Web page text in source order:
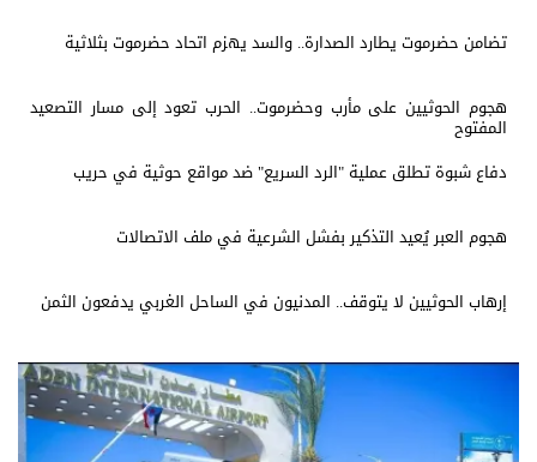
تضامن حضرموت يطارد الصدارة.. والسد يهزم اتحاد حضرموت بثلاثية
هجوم الحوثيين على مأرب وحضرموت.. الحرب تعود إلى مسار التصعيد
المفتوح
دفاع شبوة تطلق عملية "الرد السريع" ضد مواقع حوثية في حريب
هجوم العبر يُعيد التذكير بفشل الشرعية في ملف الاتصالات
إرهاب الحوثيين لا يتوقف.. المدنيون في الساحل الغربي يدفعون الثمن